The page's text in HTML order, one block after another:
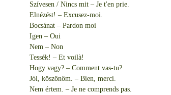
Szívesen / Nincs mit – Je t'en prie.
Elnézést! – Excusez-moi.
Bocsánat – Pardon moi
Igen – Oui
Nem – Non
Tessék! – Et voilà!
Hogy vagy? – Comment vas-tu?
Jól, köszönöm. – Bien, merci.
Nem értem. – Je ne comprends pas.